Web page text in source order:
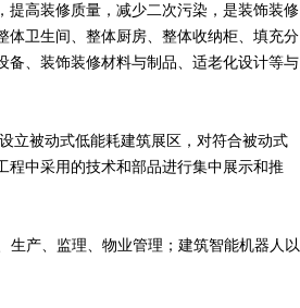
提高装修质量，减少二次污染，是装饰装修
体卫生间、整体厨房、整体收纳柜、填充分
备、装饰装修材料与制品、适老化设计等与
立被动式低能耗建筑展区，对符合被动式
中采用的技术和部品进行集中展示和推
产、监理、物业管理；建筑智能机器人以